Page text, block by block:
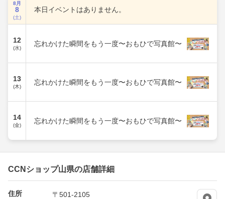
8月
8
(土)
本日イベントはありません。
12
(水)
忘れかけた瞬間をもう一度〜おもひで写真館〜
13
(木)
忘れかけた瞬間をもう一度〜おもひで写真館〜
14
(金)
忘れかけた瞬間をもう一度〜おもひで写真館〜
CCNショップ山県の店舗詳細
住所
〒501-2105